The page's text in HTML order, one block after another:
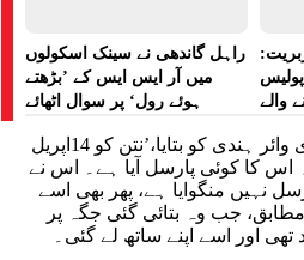
راہل گاندھی نے سینک اسکولوں
میں آر ایس ایس کے ’بڑھتے
ہوئے رول‘ پر سوال اٹھائے
والے
نتن کے وکیل مانک گپتا نے دی وائر ہندی کو بتایا،’نتن کو 14اپریل
اس کا کوئی پارسل آیا ہے۔ اس نے
نہیں منگوایا ہے، پھر بھی اسے
مطابق، جب وہ بتائی گئی جگہ پر